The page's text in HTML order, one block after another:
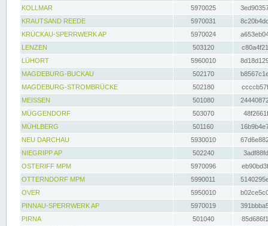
KOLLMAR
5970025
KRAUTSAND REEDE
5970031
KRÜCKAU-SPERRWERK AP
5970024
LENZEN
503120
LÜHORT
5960010
MAGDEBURG-BUCKAU
502170
MAGDEBURG-STROMBRÜCKE
502180
MEISSEN
501080
MÜGGENDORF
503070
MÜHLBERG
501160
NEU DARCHAU
5930010
NIEGRIPP AP
502240
OSTERIFF MPM
5970096
OTTERNDORF MPM
5990011
OVER
5950010
PINNAU-SPERRWERK AP
5970019
PIRNA
501040